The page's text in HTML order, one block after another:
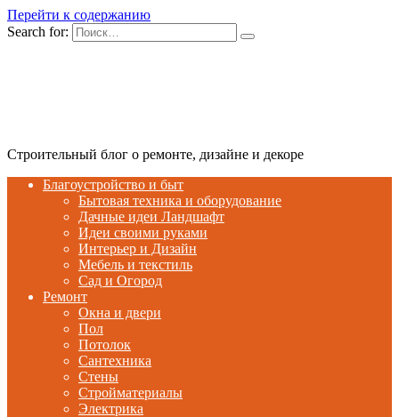
Перейти к содержанию
Search for:
Строительный блог о ремонте, дизайне и декоре
Благоустройство и быт
Бытовая техника и оборудование
Дачные идеи Ландшафт
Идеи своими руками
Интерьер и Дизайн
Мебель и текстиль
Сад и Огород
Ремонт
Окна и двери
Пол
Потолок
Сантехника
Стены
Стройматериалы
Электрика